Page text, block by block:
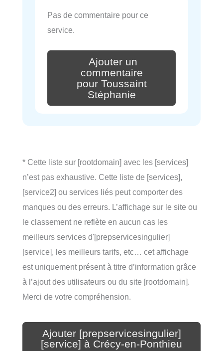
Pas de commentaire pour ce
service.
Ajouter un
commentaire
pour Toussaint
Stéphanie
* Cette liste sur [rootdomain] avec les [services]
n’est pas exhaustive. Cette liste de [services],
[service2] ou services liés peut comporter des
manques ou des erreurs. L’affichage sur le site ou
le classement ne reflète en aucun cas les
meilleurs services d'[prepservicesingulier]
[service], les meilleurs tarifs, etc… cet affichage
est uniquement présent à titre d’information grâce
à l’ajout des utilisateurs ou du site [rootdomain].
Merci de votre compréhension.
Ajouter [prepservicesingulier]
[service] à Crécy-en-Ponthieu